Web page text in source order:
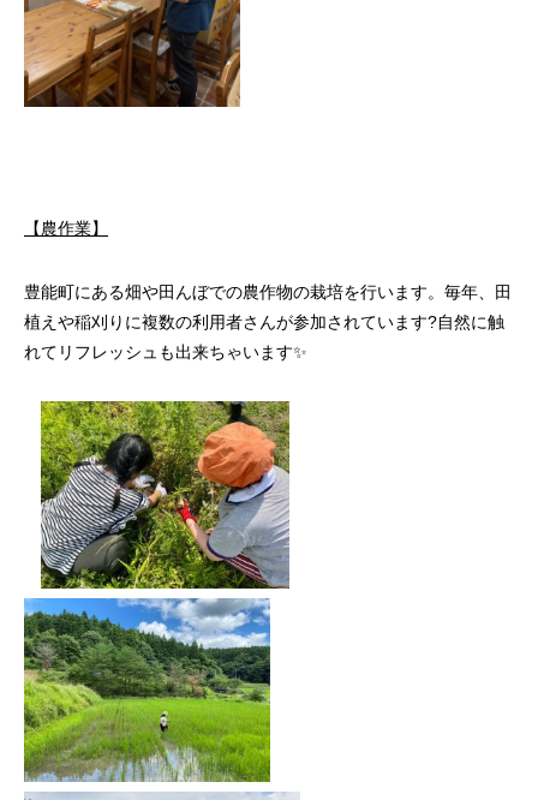
【農作業】
豊能町にある畑や田んぼでの農作物の栽培を行います。毎年、田
植えや稲刈りに複数の利用者さんが参加されています?自然に触
れてリフレッシュも出来ちゃいます✨